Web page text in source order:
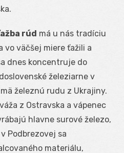
rúd má u nás tradíciu
vo väčšej miere ťažili a
dnes koncentruje do
železiarne v
železnú rudu z Ukrajiny.
z Ostravska a vápenec
hlavne surové železo,
Podbrezovej sa
materiálu,